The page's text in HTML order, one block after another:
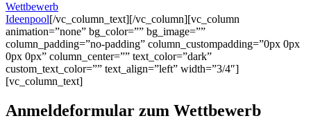
Wettbewerb
Ideenpool[/vc_column_text][/vc_column][vc_column
animation=”none” bg_color=”” bg_image=””
column_padding=”no-padding” column_custompadding=”0px 0px
0px 0px” column_center=”” text_color=”dark”
custom_text_color=”” text_align=”left” width=”3/4″]
[vc_column_text]
Anmeldeformular zum Wettbewerb